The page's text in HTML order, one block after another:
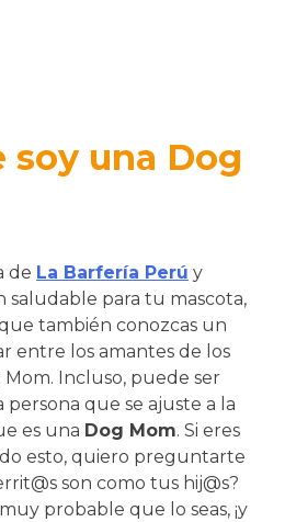
soy una Dog
de La Barfería Perú y
saludable para tu mascota,
también conozcas un
entre los amantes de los
Incluso, puede ser
persona que se ajuste a la
es una Dog Mom. Si eres
esto, quiero preguntarte
son como tus hij@s?
probable que lo seas, ¡y